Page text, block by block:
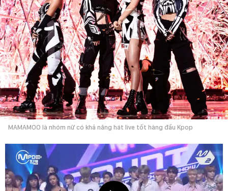
MAMAMOO là nhóm nữ có khả năng hát live tốt hàng đầu Kpop